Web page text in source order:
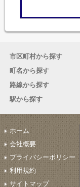
市区町村から探す
町名から探す
路線から探す
駅から探す
ホーム
会社概要
プライバシーポリシー
利用規約
サイトマップ